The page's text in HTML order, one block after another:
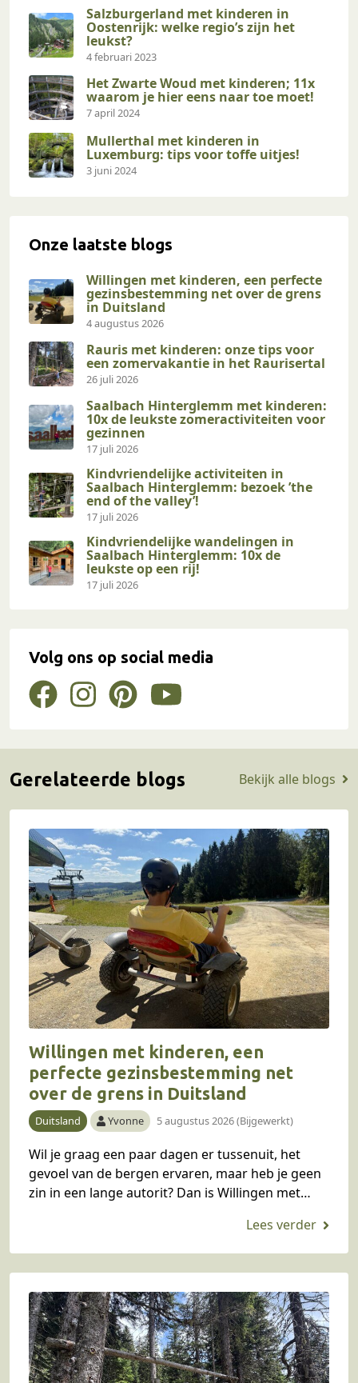
Salzburgerland met kinderen in
Oostenrijk: welke regio’s zijn het
leukst?
4 februari 2023
Het Zwarte Woud met kinderen; 11x
waarom je hier eens naar toe moet!
7 april 2024
Mullerthal met kinderen in
Luxemburg: tips voor toffe uitjes!
3 juni 2024
Onze laatste blogs
Willingen met kinderen, een perfecte
gezinsbestemming net over de grens
in Duitsland
4 augustus 2026
Rauris met kinderen: onze tips voor
een zomervakantie in het Raurisertal
26 juli 2026
Saalbach Hinterglemm met kinderen:
10x de leukste zomeractiviteiten voor
gezinnen
17 juli 2026
Kindvriendelijke activiteiten in
Saalbach Hinterglemm: bezoek ’the
end of the valley’!
17 juli 2026
Kindvriendelijke wandelingen in
Saalbach Hinterglemm: 10x de
leukste op een rij!
17 juli 2026
Volg ons op social media
Gerelateerde blogs Bekijk alle blogs
Willingen met kinderen, een
perfecte gezinsbestemming net
over de grens in Duitsland
Duitsland Yvonne 5 augustus 2026 (Bijgewerkt)
Wil je graag een paar dagen er tussenuit, het
gevoel van de bergen ervaren, maar heb je geen
zin in een lange autorit? Dan is Willingen met